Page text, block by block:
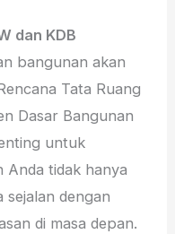
dan KDB
bangunan akan
Tata Ruang
Dasar Bangunan
untuk
Anda tidak hanya
dengan
di masa depan.